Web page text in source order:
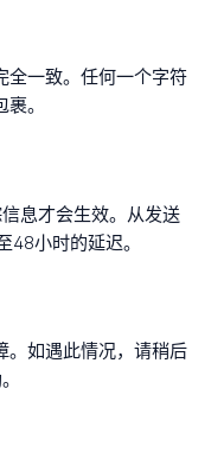
全一致。任何一个字符
。
息才会生效。从发送
小时的延迟。
。如遇此情况，请稍后